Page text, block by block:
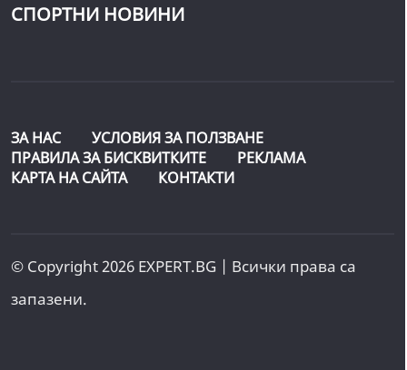
СПОРТНИ НОВИНИ
ЗА НАС
УСЛОВИЯ ЗА ПОЛЗВАНЕ
ПРАВИЛА ЗА БИСКВИТКИТЕ
РЕКЛАМА
КАРТА НА САЙТА
КОНТАКТИ
© Copyright 2026 EXPERT.BG | Всички права са
запазени.